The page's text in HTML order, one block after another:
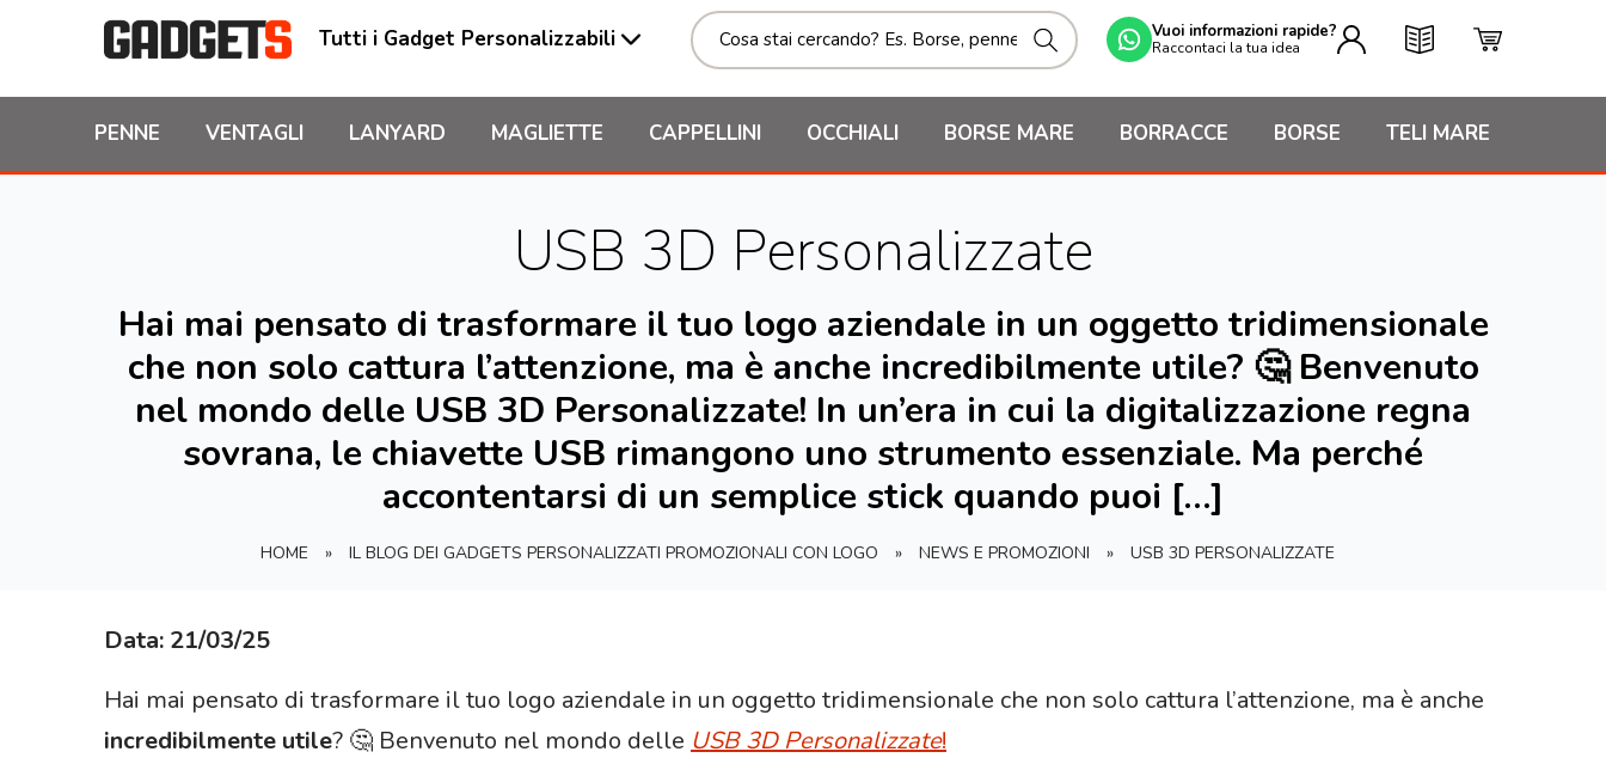
Tutti i Gadget Personalizzabili Vuoi informazioni rapide?
Raccontaci la tua idea
PENNE VENTAGLI LANYARD MAGLIETTE CAPPELLINI OCCHIALI BORSE MARE BORRACCE BORSE TELI MARE
USB 3D Personalizzate
Hai mai pensato di trasformare il tuo logo aziendale in un oggetto tridimensionale
che non solo cattura l’attenzione, ma è anche incredibilmente utile? 🤔 Benvenuto
nel mondo delle USB 3D Personalizzate! In un’era in cui la digitalizzazione regna
sovrana, le chiavette USB rimangono uno strumento essenziale. Ma perché
accontentarsi di un semplice stick quando puoi […]
HOME » IL BLOG DEI GADGETS PERSONALIZZATI PROMOZIONALI CON LOGO » NEWS E PROMOZIONI » USB 3D PERSONALIZZATE
Data: 21/03/25
Hai mai pensato di trasformare il tuo logo aziendale in un oggetto tridimensionale che non solo cattura l’attenzione, ma è anche
incredibilmente utile? 🤔 Benvenuto nel mondo delle USB 3D Personalizzate!